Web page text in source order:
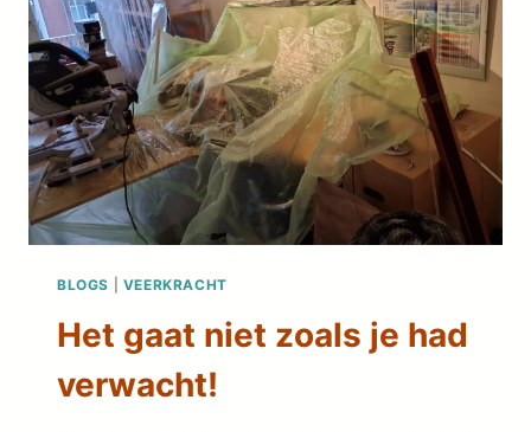
BLOGS VEERKRACHT
Het gaat niet zoals je had
verwacht!